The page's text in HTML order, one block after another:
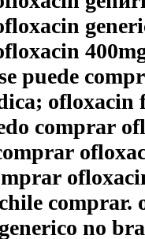
puede
comprar
comprar.
no